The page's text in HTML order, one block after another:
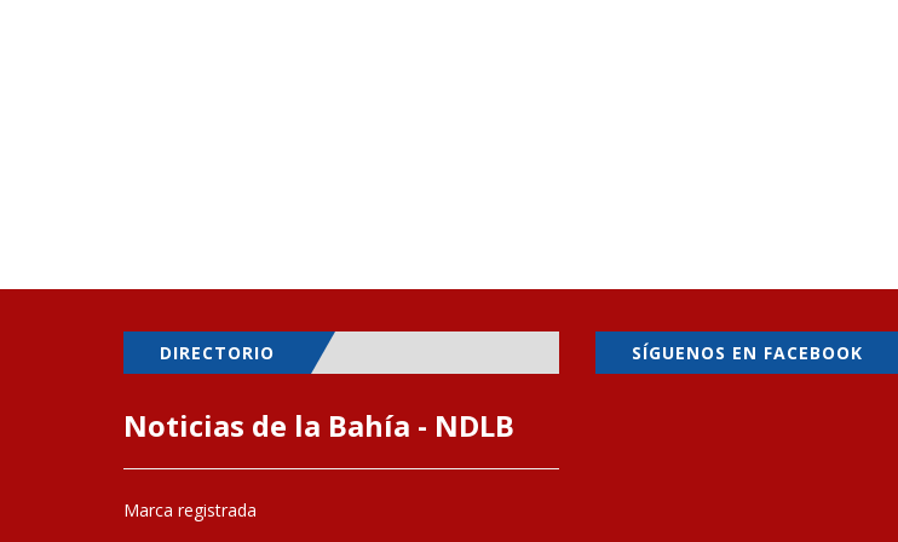
DIRECTORIO
Noticias de la Bahía - NDLB
Marca registrada
SÍGUENOS EN FACEBOOK